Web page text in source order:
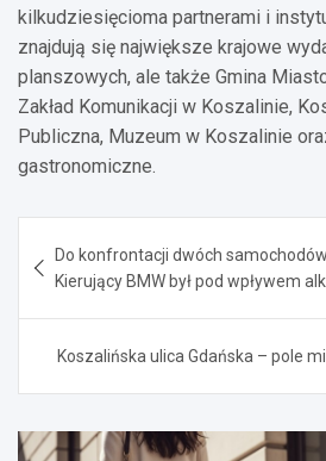
kilkudziesięcioma partnerami i
znajdują się największe krajowe
planszowych, ale także Gmina
Zakład Komunikacji w Koszalinie,
Publiczna, Muzeum w Koszalinie
gastronomiczne.
wpisu
Do konfrontacji dwóch
Kierujący BMW był pod wpływem
Koszalińska ulica Gdańska – pole